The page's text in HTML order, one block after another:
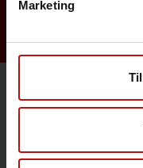
Marketing
MiBa, HAIBA og
Antibiotikaresistens